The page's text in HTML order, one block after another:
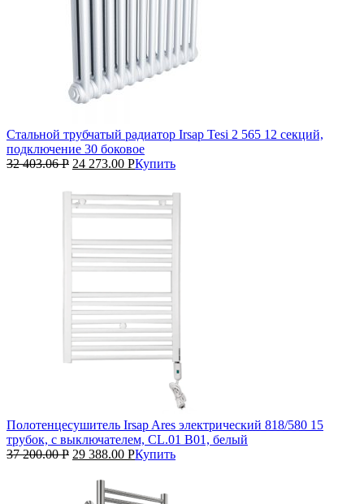
Стальной трубчатый радиатор Irsap Tesi 2 565 12 секций,
подключение 30 боковое
32 403.06Р 24 273.00 РКупить
Полотенцесушитель Irsap Ares электрический 818/580 15
трубок, с выключателем, CL.01 B01, белый
37 200.00Р 29 388.00 РКупить